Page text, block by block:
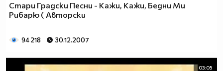
Стари Градски Песни - Кажи, Кажи, Бедни Ми
Рибарю ( Авторски
94 218 30.12.2007
03:05